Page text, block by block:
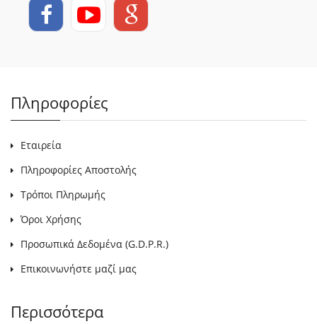
Πληροφορίες
Εταιρεία
Πληροφορίες Αποστολής
Τρόποι Πληρωμής
Όροι Χρήσης
Προσωπικά Δεδομένα (G.D.P.R.)
Επικοινωνήστε μαζί μας
Περισσότερα